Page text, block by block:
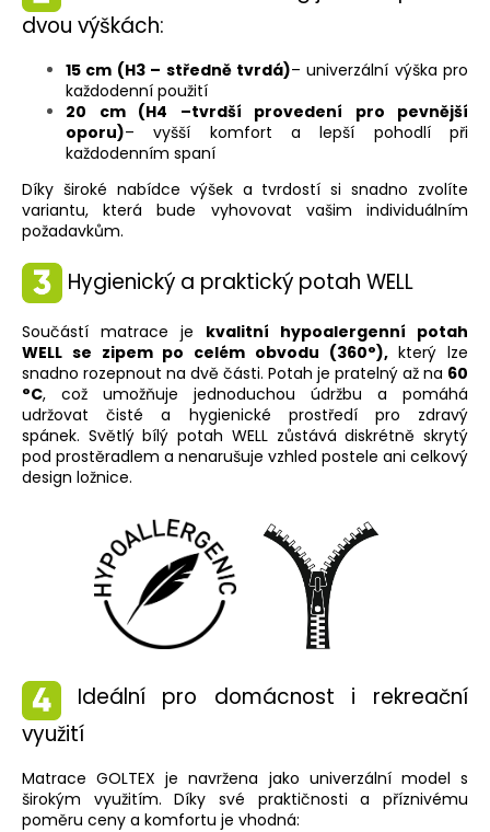
dvou výškách:
15 cm (H3 – středně tvrdá)– univerzální výška pro
každodenní použití
20 cm (H4 –tvrdší provedení pro pevnější
oporu)– vyšší komfort a lepší pohodlí při
každodenním spaní
Díky široké nabídce výšek a tvrdostí si snadno zvolíte
variantu, která bude vyhovovat vašim individuálním
požadavkům.
Hygienický a praktický potah WELL
Součástí matrace je kvalitní hypoalergenní potah
WELL se zipem po celém obvodu (360°),který lze
snadno rozepnout na dvě části. Potah je pratelný až na 60
°C, což umožňuje jednoduchou údržbu a pomáhá
udržovat čisté a hygienické prostředí pro zdravý
spánek. Světlý bílý potah WELL zůstává diskrétně skrytý
pod prostěradlem a nenarušuje vzhled postele ani celkový
design ložnice.
Ideální pro domácnost i rekreační
využití
Matrace GOLTEX je navržena jako univerzální model s
širokým využitím. Díky své praktičnosti a příznivému
poměru ceny a komfortu je vhodná: